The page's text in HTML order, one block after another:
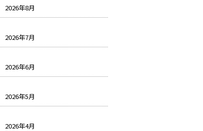
2026年8月
2026年7月
2026年6月
2026年5月
2026年4月